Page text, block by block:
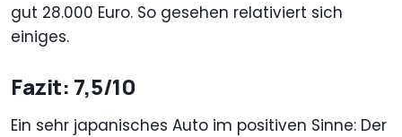
gut 28.000 Euro. So gesehen relativiert sich
einiges.
Fazit: 7,5/10
Ein sehr japanisches Auto im positiven Sinne: Der